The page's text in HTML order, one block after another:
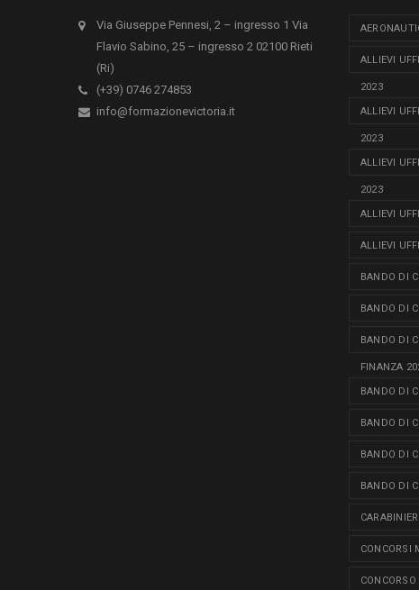
Via Giuseppe Pennesi, 2 – ingresso 1 Via
Flavio Sabino, 25 – ingresso 2 02100 Rieti
(Ri)
(+39) 0746 274853
info@formazionevictoria.it
ALLIEVI
2023
ALLIEVI
2023
ALLIEVI
2023
ALLIEVI
ALLIEVI
BANDO DI
BANDO DI
BANDO DI
FINANZA
BANDO DI
BANDO DI
BANDO DI
BANDO DI
CONCORSI